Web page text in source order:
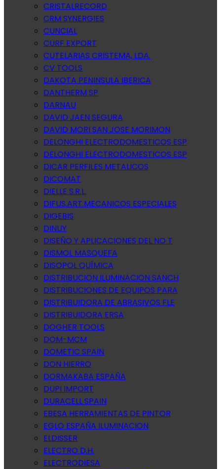
CRISTALRECORD
CRM SYNERGIES
CUNCIAL
CURF EXPORT
CUTELARIAS CRISTEMA, LDA.
CV TOOLS
DAKOTA PENINSULA IBERICA
DANTHERM SP
DARNAU
DAVID JAEN SEGURA
DAVID MORI SAN JOSE MORIMON
DELONGHI ELECTRODOMESTICOS ESP
DELONGHI ELECTRODOMESTICOS ESP
DICAR PERFILES METALICOS
DICOMAT
DIELLE S.R.L.
DIFUS.ART.MECANICOS ESPECIALES
DIGEBIS
DINUY
DISEÑO Y APLICACIONES DEL NO T
DISMOL MASQUEFA
DISOPOL QUÍMICA
DISTRIBUCION ILUMINACION SANCH
DISTRIBUCIONES DE EQUIPOS PARA
DISTRIBUIDORA DE ABRASIVOS FLE
DISTRIBUIDORA ERSA
DOGHER TOOLS
DOM-MCM
DOMETIC SPAIN
DON HIERRO
DORMAKABA ESPAÑA
DUPI IMPORT
DURACELL SPAIN
EBESA HERRAMIENTAS DE PINTOR
EGLO ESPAÑA ILUMINACION
ELDISSER
ELECTRO D.H.
ELECTRODIESA